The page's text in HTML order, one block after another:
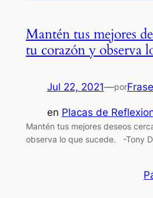
Mantén tus mejores
tu corazón y observa
Jul 22, 2021—por
en Placas de
Mantén tus mejores deseos
observa lo que sucede. -Tony